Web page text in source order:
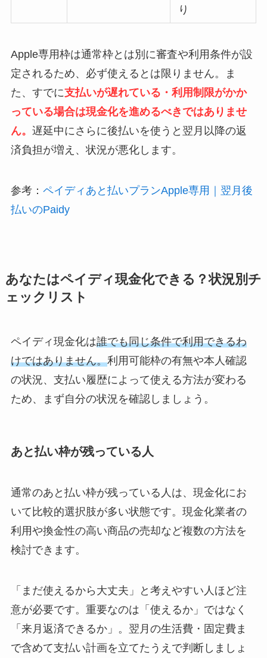
り
Apple専用枠は通常枠とは別に審査や利用条件が設
定されるため、必ず使えるとは限りません。ま
た、すでに支払いが遅れている・利用制限がかか
っている場合は現金化を進めるべきではありませ
ん。 遅延中にさらに後払いを使うと翌月以降の返
済負担が増え、状況が悪化します。
参考： ペイディあと払いプランApple専用｜翌月後
払いのPaidy
あなたはペイディ現金化できる？状況別チ
ェックリスト
ペイディ現金化は誰でも同じ条件で利用できるわ
けではありません。利用可能枠の有無や本人確認
の状況、支払い履歴によって使える方法が変わる
ため、まず自分の状況を確認しましょう。
あと払い枠が残っている人
通常のあと払い枠が残っている人は、現金化にお
いて比較的選択肢が多い状態です。現金化業者の
利用や換金性の高い商品の売却など複数の方法を
検討できます。
「まだ使えるから大丈夫」と考えやすい人ほど注
意が必要です。重要なのは「使えるか」ではなく
「来月返済できるか」。翌月の生活費・固定費ま
で含めて支払い計画を立てたうえで判断しましょ